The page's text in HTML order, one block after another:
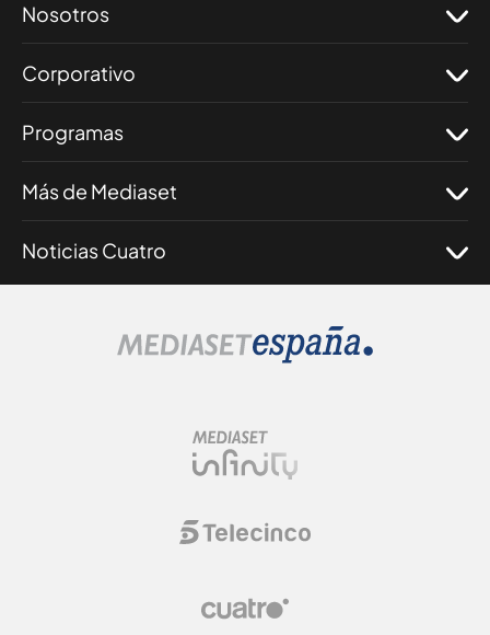
Nosotros
Corporativo
Programas
Más de Mediaset
Noticias Cuatro